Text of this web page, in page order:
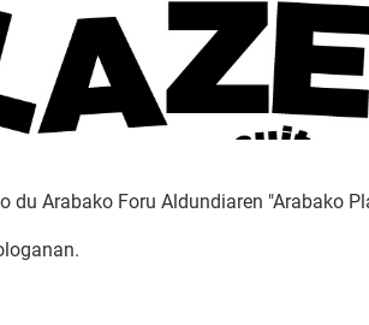
Arabako Foru Aldundiaren "Arabako